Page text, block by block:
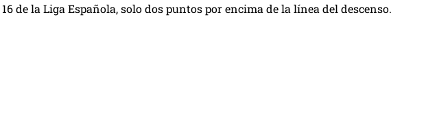
de la Liga Española, solo dos puntos por encima de la línea del descenso.